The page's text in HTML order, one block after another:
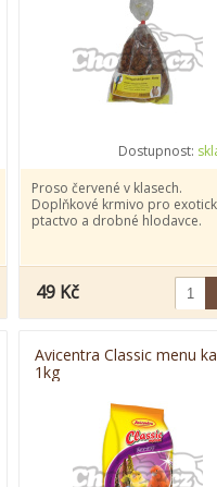
Dostupnost:
Proso červené v klasech.
Doplňkové krmivo pro
ptactvo a drobné hlodavce.
49 Kč
Avicentra Classic menu
1kg